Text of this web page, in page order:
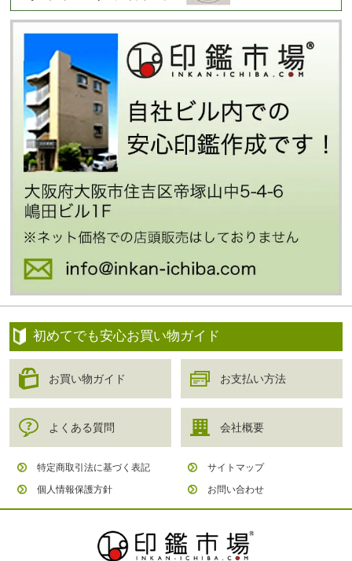
初めてでも安心お買い物ガイド
お買い物ガイド お支払い方法
よくある質問 会社概要
特定商取引法に基づく表記
サイトマップ
個人情報保護方針
お問い合わせ